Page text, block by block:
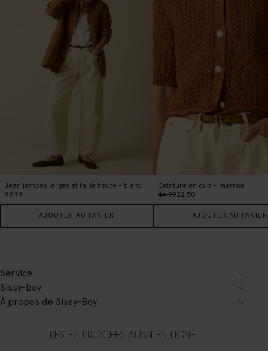
Jean jambes larges et taille haute - blanc
99.99
AJOUTER AU PANIER
Ceinture en cuir - marron
44.9922.50
AJOUTER AU PANIER
Service
Sissy-boy
À propos de Sissy-Boy
RESTEZ PROCHES, AUSSI EN LIGNE